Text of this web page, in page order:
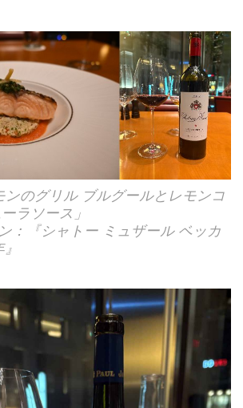
ンのグリル ブルグールとレモンコ
ラソース」
：『シャトー ミュザール ベッカ